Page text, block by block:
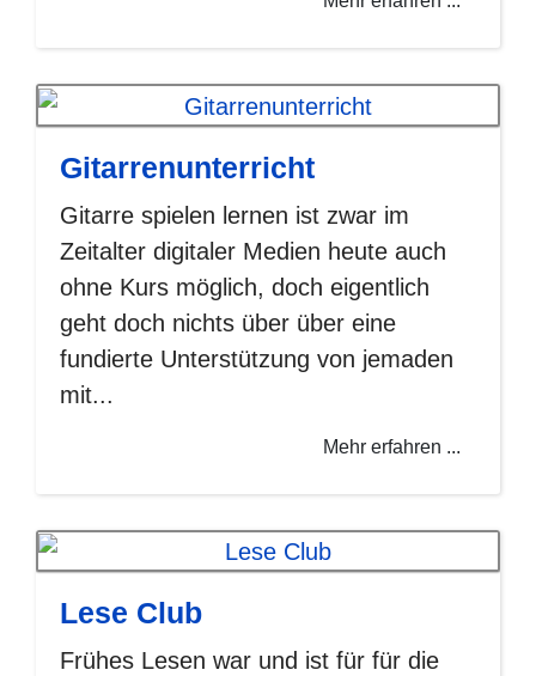
Gitarrenunterricht
Gitarre spielen lernen ist zwar im
Zeitalter digitaler Medien heute auch
ohne Kurs möglich, doch eigentlich
geht doch nichts über über eine
fundierte Unterstützung von jemaden
mit...
Mehr erfahren ...
Lese Club
Frühes Lesen war und ist für für die